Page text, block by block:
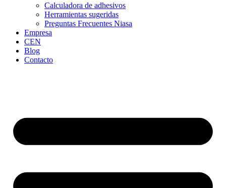
Calculadora de adhesivos
Herramientas sugeridas
Preguntas Frecuentes Niasa
Empresa
CEN
Blog
Contacto